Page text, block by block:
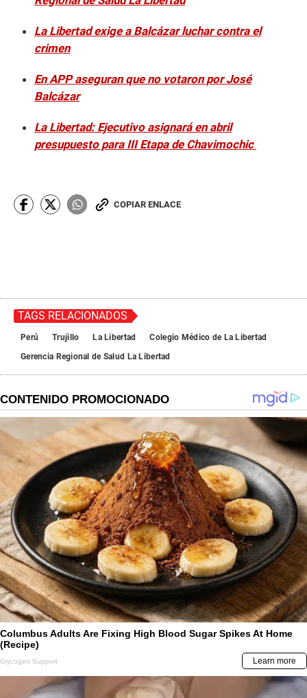
La Libertad exige a Balcázar luchar contra el
crimen
En APP aseguran que no votaron por José
Balcázar
La Libertad: Ejecutivo asignará en abril
presupuesto para III Etapa de Chavimochic
COPIAR ENLACE
TAGS RELACIONADOS
Perú Trujillo La Libertad
Colegio Médico de La Libertad
Gerencia Regional de Salud La Libertad